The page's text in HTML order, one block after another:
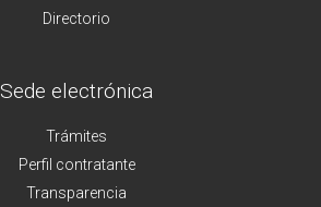
Directorio
Sede electrónica
Trámites
Perfil contratante
Transparencia